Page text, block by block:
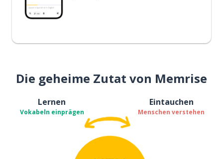
Die geheime Zutat von Memrise
Lernen
Vokabeln einprägen
Eintauchen
Menschen verstehen